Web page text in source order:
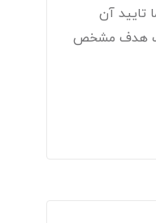
تایید آن
یک هدف مشخص